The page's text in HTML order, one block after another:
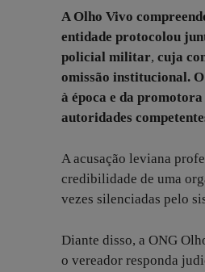
A Olho Vivo
entidade protocolou
policial militar, cuja
omissão institucional.
à época e da
autoridades
A acusação leviana
credibilidade de uma
vezes silenciadas pelo
Diante disso, a ONG
o vereador responda